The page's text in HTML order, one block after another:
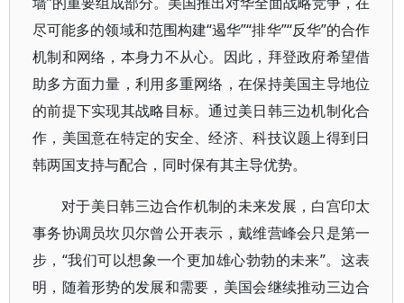
尽可能多的领域和范围构建“遏华”“排华”“反华”的合作
机制和网络，本身力不从心。因此，拜登政府希望借
助多方面力量，利用多重网络，在保持美国主导地位
的前提下实现其战略目标。通过美日韩三边机制化合
作，美国意在特定的安全、经济、科技议题上得到日
韩两国支持与配合，同时保有其主导优势。
对于美日韩三边合作机制的未来发展，白宫印太
事务协调员坎贝尔曾公开表示，戴维营峰会只是第一
步，“我们可以想象一个更加雄心勃勃的未来”。这表
明，随着形势的发展和需要，美国会继续推动三边合